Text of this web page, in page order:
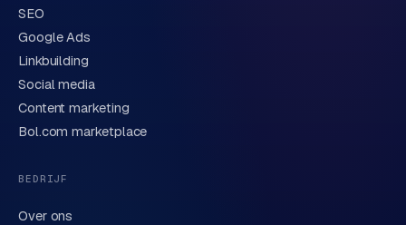
Verstuur aanvraag
We behandelen je gegevens zorgvuldig conform onze
privacyverklaring
SEO
Google Ads
Linkbuilding
Social media
Content marketing
Bol.com marketplace
BEDRIJF
Over ons